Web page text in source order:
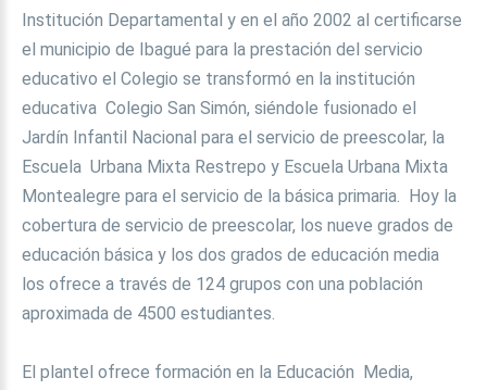
Institución Departamental y en el año 2002 al certificarse
el municipio de Ibagué para la prestación del servicio
educativo el Colegio se transformó en la institución
educativa Colegio San Simón, siéndole fusionado el
Jardín Infantil Nacional para el servicio de preescolar, la
Escuela Urbana Mixta Restrepo y Escuela Urbana Mixta
Montealegre para el servicio de la básica primaria. Hoy la
cobertura de servicio de preescolar, los nueve grados de
educación básica y los dos grados de educación media
los ofrece a través de 124 grupos con una población
aproximada de 4500 estudiantes.
El plantel ofrece formación en la Educación Media,